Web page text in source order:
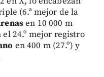
(6.ª mejor de la
en 10 000 m
el 24.º mejor registro
en 400 m (27.º) y